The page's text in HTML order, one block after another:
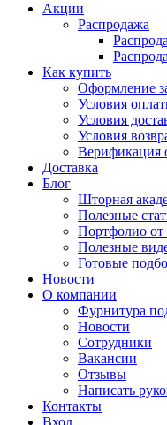
Акции
Распродажа
Как купить
Оформление
Условия
Условия
Условия
Верификация
Доставка
Блог
Шторная
Полезные
Портфолио от
Полезные
Готовые
Новости
О компании
Фурнитура
Новости
Сотрудники
Вакансии
Отзывы
Написать
Контакты
Вход